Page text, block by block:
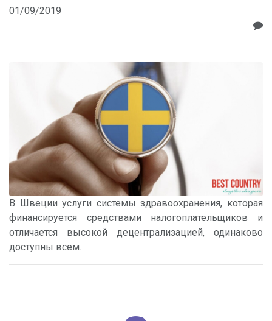
01/09/2019
В Швеции услуги системы здравоохранения, которая
финансируется средствами налогоплательщиков и
отличается высокой децентрализацией, одинаково
доступны всем.